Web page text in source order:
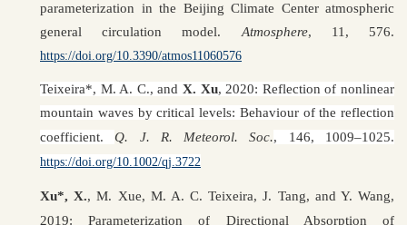
parameterization in the Beijing Climate Center atmospheric
general circulation model.Atmosphere, 11, 576.
https://doi.org/10.3390/atmos11060576
Teixeira*, M. A. C., and X. Xu, 2020: Reflection of nonlinear
mountain waves by critical levels: Behaviour of the reflection
coefficient.Q. J. R. Meteorol. Soc., 146, 1009–1025.
https://doi.org/10.1002/qj.3722
Xu*, X., M. Xue, M. A. C. Teixeira, J. Tang, and Y. Wang,
2019: Parameterization of Directional Absorption of